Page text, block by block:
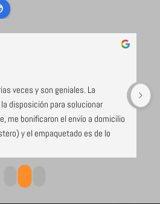
veces y son geniales. La
disposición para solucionar
me bonificaron el envío a domicilio
y el empaquetado es de lo
en papel burbuja), despacho el